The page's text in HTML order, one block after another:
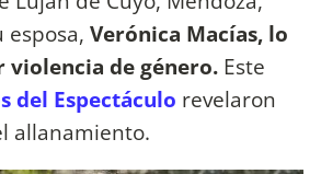
esposa, Verónica Macías, lo
violencia de género. Este
del Espectáculo revelaron
allanamiento.